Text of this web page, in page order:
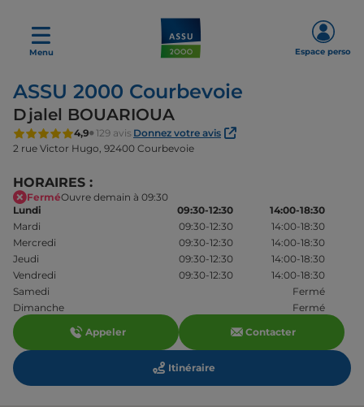
Menu Espace perso
ASSU 2000 Courbevoie
Djalel BOUARIOUA
4,9 129 avis Donnez votre avis
2 rue Victor Hugo, 92400 Courbevoie
HORAIRES :
FerméOuvre demain à 09:30
Lundi
09:30-12:30
14:00-18:30
Mardi
09:30-12:30
14:00-18:30
Mercredi
09:30-12:30
14:00-18:30
Jeudi
09:30-12:30
14:00-18:30
Vendredi
09:30-12:30
14:00-18:30
Samedi
Fermé
Dimanche
Fermé
Appeler
Contacter
Itinéraire